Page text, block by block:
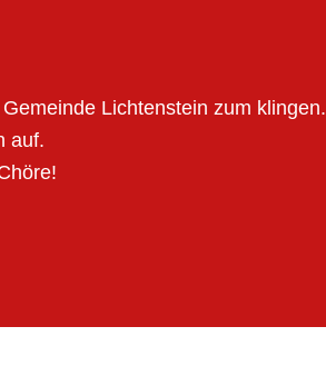
Lichtenstein zum klingen.
auf.